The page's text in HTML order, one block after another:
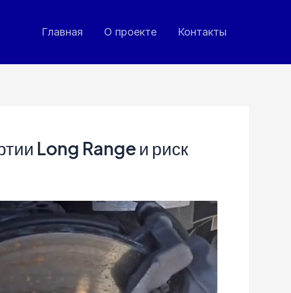
Главная О проекте Контакты
Long Range и риск